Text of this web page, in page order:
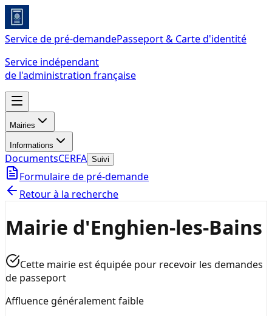
Service de pré-demandePasseport & Carte d'identité
Service indépendant
de l'administration française
Mairies
Informations
DocumentsCERFA Suivi
Formulaire de pré-demande
Retour à la recherche
Mairie d'Enghien-les-Bains
Cette mairie est équipée pour recevoir les demandes
de passeport
Affluence généralement faible